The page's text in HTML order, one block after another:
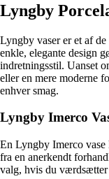
Lyngby
Lyngby vaser er et af
enkle, elegante design
indretningsstil. Uanset
eller en mere moderne
enhver smag.
Lyngby Imerco
En Lyngby Imerco
fra en anerkendt
valg, hvis du værdsætter